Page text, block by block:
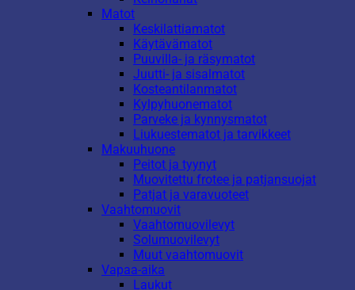
Matot
Keskilattiamatot
Käytävämatot
Puuvilla- ja räsymatot
Juutti- ja sisalmatot
Kosteantilanmatot
Kylpyhuonematot
Parveke ja kynnysmatot
Liukuestematot ja tarvikkeet
Makuuhuone
Peitot ja tyynyt
Muovitettu frotee ja patjansuojat
Patjat ja varavuoteet
Vaahtomuovit
Vaahtomuovilevyt
Solumuovilevyt
Muut vaahtomuovit
Vapaa-aika
Laukut